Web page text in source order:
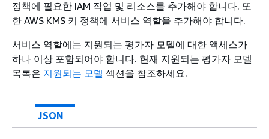
정책에 필요한 IAM 작업 및 리소스를 추가해야 합니다. 또
한 AWS KMS 키 정책에 서비스 역할을 추가해야 합니다.
서비스 역할에는 지원되는 평가자 모델에 대한 액세스가
하나 이상 포함되어야 합니다. 현재 지원되는 평가자 모델
목록은 지원되는 모델 섹션을 참조하세요.
JSON